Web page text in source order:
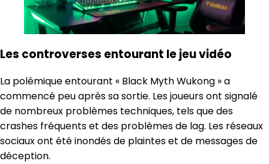
Les controverses entourant le jeu vidéo
La polémique entourant « Black Myth Wukong » a
commencé peu après sa sortie. Les joueurs ont signalé
de nombreux problèmes techniques, tels que des
crashes fréquents et des problèmes de lag. Les réseaux
sociaux ont été inondés de plaintes et de messages de
déception.